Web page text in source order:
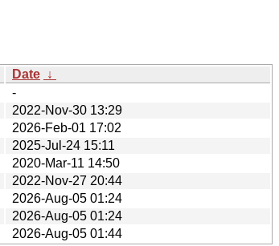
Date ↓
-
2022-Nov-30 13:29
2026-Feb-01 17:02
2025-Jul-24 15:11
2020-Mar-11 14:50
2022-Nov-27 20:44
2026-Aug-05 01:24
2026-Aug-05 01:24
2026-Aug-05 01:44